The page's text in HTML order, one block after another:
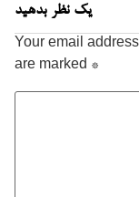
یک نظر بدهید
Your email
are marked *